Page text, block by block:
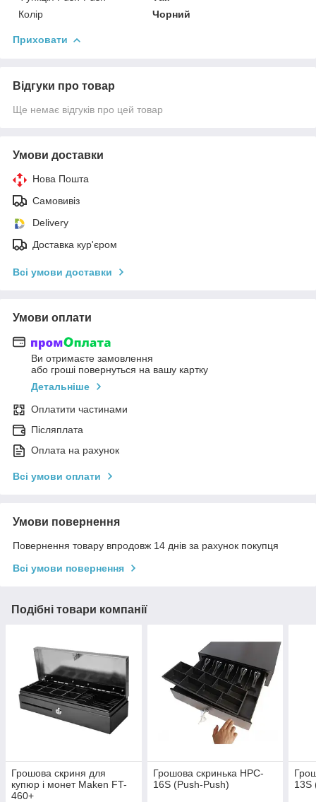
Колір
Чорний
Приховати
Відгуки про товар
Ще немає відгуків про цей товар
Умови доставки
Нова Пошта
Самовивіз
Delivery
Доставка кур'єром
Всі умови доставки
Умови оплати
Ви отримаєте замовлення
або гроші повернуться на вашу картку
Детальніше
Оплатити частинами
Післяплата
Оплата на рахунок
Всі умови оплати
Умови повернення
Повернення товару впродовж 14 днів за рахунок покупця
Всі умови повернення
Подібні товари компанії
Грошова скриня для
купюр і монет Maken FT-
460+
Грошова скринька HPC-
16S (Push-Push)
13S